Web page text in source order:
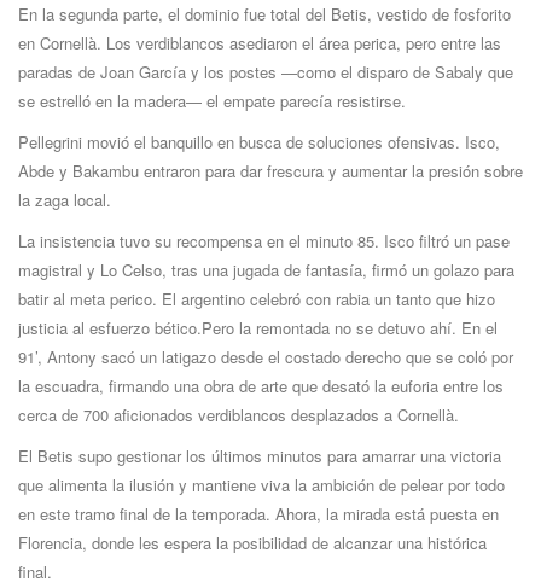
En la segunda parte, el dominio fue total del Betis, vestido de fosforito
en Cornellà. Los verdiblancos asediaron el área perica, pero entre las
paradas de Joan García y los postes —como el disparo de Sabaly que
se estrelló en la madera— el empate parecía resistirse.
Pellegrini movió el banquillo en busca de soluciones ofensivas. Isco,
Abde y Bakambu entraron para dar frescura y aumentar la presión sobre
la zaga local.
La insistencia tuvo su recompensa en el minuto 85. Isco filtró un pase
magistral y Lo Celso, tras una jugada de fantasía, firmó un golazo para
batir al meta perico. El argentino celebró con rabia un tanto que hizo
justicia al esfuerzo bético.Pero la remontada no se detuvo ahí. En el
91’, Antony sacó un latigazo desde el costado derecho que se coló por
la escuadra, firmando una obra de arte que desató la euforia entre los
cerca de 700 aficionados verdiblancos desplazados a Cornellà.
El Betis supo gestionar los últimos minutos para amarrar una victoria
que alimenta la ilusión y mantiene viva la ambición de pelear por todo
en este tramo final de la temporada. Ahora, la mirada está puesta en
Florencia, donde les espera la posibilidad de alcanzar una histórica
final.